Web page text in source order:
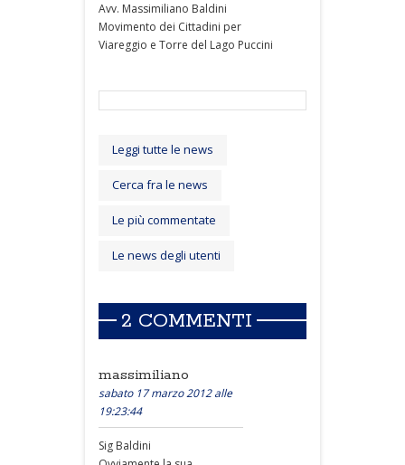
Avv. Massimiliano Baldini
Movimento dei Cittadini per
Viareggio e Torre del Lago Puccini
Leggi tutte le news
Cerca fra le news
Le più commentate
Le news degli utenti
2 COMMENTI
massimiliano
sabato 17 marzo 2012 alle
19:23:44
Sig Baldini